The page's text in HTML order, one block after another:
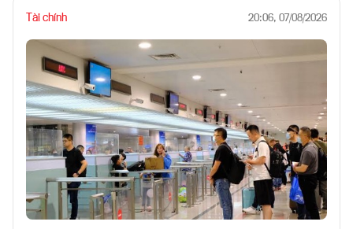
Tài chính 20:06, 07/08/2026